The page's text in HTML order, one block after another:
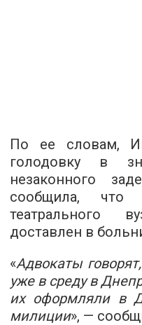
По ее словам,
голодовку в
незаконного
сообщила, что
театрального
доставлен в
«Адвокаты
уже в среду в
их оформляли в
милиции», —